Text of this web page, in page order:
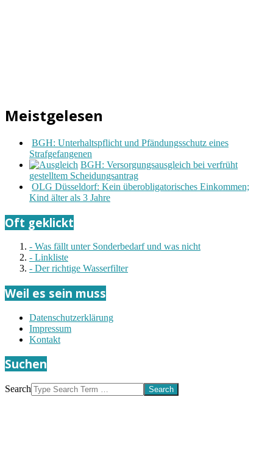
Meistgelesen
BGH: Unterhaltspflicht und Pfändungsschutz eines
Strafgefangenen
BGH: Versorgungsausgleich bei verfrüht
gestelltem Scheidungsantrag
OLG Düsseldorf: Kein überobligatorisches Einkommen;
Kind älter als 3 Jahre
Oft geklickt
- Was fällt unter Sonderbedarf und was nicht
- Linkliste
- Der richtige Wasserfilter
Weil es sein muss
Datenschutzerklärung
Impressum
Kontakt
Suchen
Search